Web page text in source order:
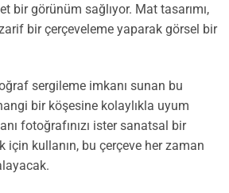
bir görünüm sağlıyor. Mat tasarımı,
bir çerçeveleme yaparak görsel bir
sergileme imkanı sunan bu
bir köşesine kolaylıkla uyum
fotoğrafınızı ister sanatsal bir
için kullanın, bu çerçeve her zaman